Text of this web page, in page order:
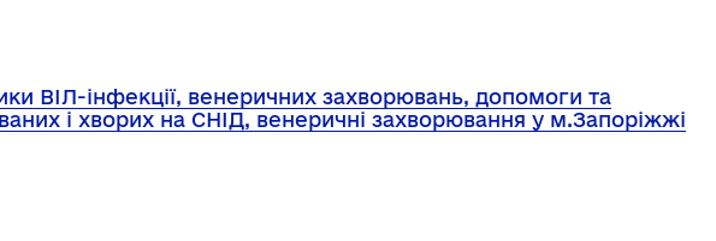
ВІЛ-інфекції, венеричних захворювань, допомоги та
і хворих на СНІД, венеричні захворювання у м.Запоріжжі